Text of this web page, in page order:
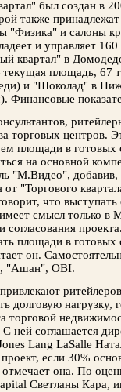
был создан в
также
"Физика" и салоны
и управляет
квартал" в
площадь, 67
и "Шоколад" в
Финансовые
торговых
площади в готовых
на основной
"М.Видео",
от "Торгового
что
смысл только в
согласования
площади в
он.
"Ашан", OBI.
долговую нагрузку,
торговой
ней соглашается
Lang LaSalle
проект, если 30%
она. По
Светланы Кара,